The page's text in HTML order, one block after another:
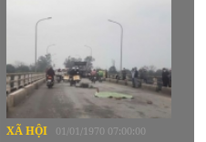
XÃ HỘI 01/01/1970 07:00:00